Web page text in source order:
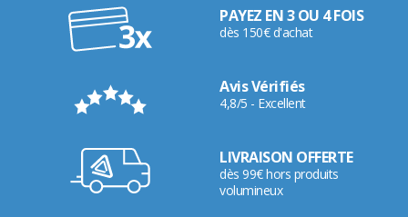
PAYEZ EN 3 OU 4 FOIS
dès 150€ d'achat
Avis Vérifiés
4,8/5 - Excellent
LIVRAISON OFFERTE
dès 99€ hors produits
volumineux